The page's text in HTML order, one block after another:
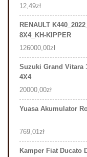
12,49zł
RENAULT
8X4_KH-KIPPER
126000,00zł
Suzuki Grand Vitara
4X4
20000,00zł
Yuasa Akumulator
769,01zł
Kamper Fiat Ducato